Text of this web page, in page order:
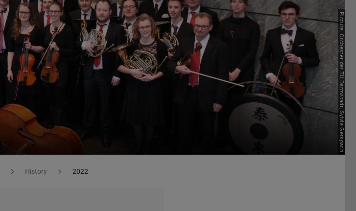
Picture: Orchester der TU Darmstadt, Sylvia Gerspach
History 2022